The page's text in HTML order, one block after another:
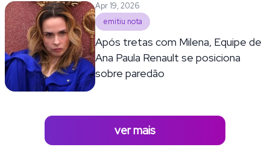
Apr 19, 2026
emitiu nota
Após tretas com Milena, Equipe de
Ana Paula Renault se posiciona
sobre paredão
ver mais